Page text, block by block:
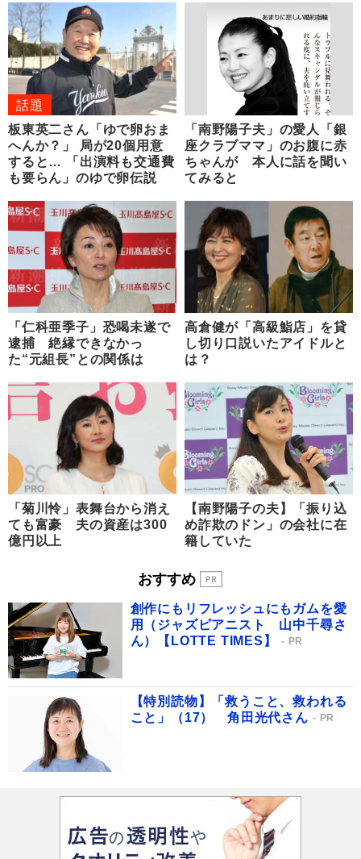
話題
板東英二さん「ゆで卵おま
へんか？」 局が20個用意
すると… 「出演料も交通費
も要らん」のゆで卵伝説
「南野陽子夫」の愛人「銀
座クラブママ」のお腹に赤
ちゃんが 本人に話を聞い
てみると
「仁科亜季子」恐喝未遂で
逮捕 絶縁できなかっ
た“元組長”との関係は
高倉健が「高級鮨店」を貸
し切り口説いたアイドルと
は？
「菊川怜」表舞台から消え
ても富豪 夫の資産は300
億円以上
【南野陽子の夫】「振り込
め詐欺のドン」の会社に在
籍していた
おすすめ
創作にもリフレッシュにもガムを愛
用（ジャズピアニスト 山中千尋さ
ん）【LOTTE TIMES】
PR
【特別読物】「救うこと、救われる
こと」（17） 角田光代さん
PR